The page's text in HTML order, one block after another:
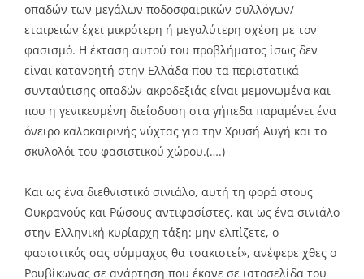
οπαδών των μεγάλων ποδοσφαιρικών συλλόγων/
εταιρειών έχει μικρότερη ή μεγαλύτερη σχέση με τον
φασισμό. Η έκταση αυτού του προβλήματος ίσως δεν
είναι κατανοητή στην Ελλάδα που τα περιστατικά
συνταύτισης οπαδών-ακροδεξιάς είναι μεμονωμένα και
που η γενικευμένη διείσδυση στα γήπεδα παραμένει ένα
όνειρο καλοκαιρινής νύχτας για την Χρυσή Αυγή και το
σκυλολόι του φασιστικού χώρου.(….)
Και ως ένα διεθνιστικό σινιάλο, αυτή τη φορά στους
Ουκρανούς και Ρώσους αντιφασίστες, και ως ένα σινιάλο
στην Ελληνική κυρίαρχη τάξη: μην ελπίζετε, ο
φασιστικός σας σύμμαχος θα τσακιστεί», ανέφερε χθες ο
Ρουβίκωνας σε ανάρτηση που έκανε σε ιστοσελίδα του